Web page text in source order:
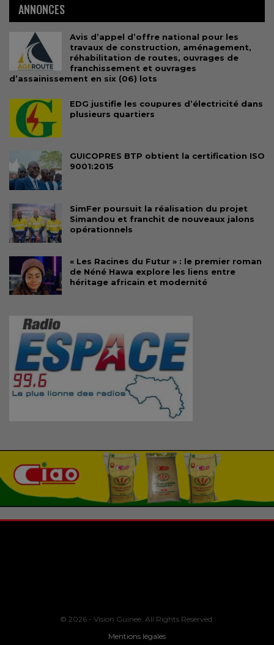
ANNONCES
Avis d’appel d’offre national pour les
travaux de construction, aménagement,
réhabilitation de routes, ouvrages de
franchissement et ouvrages
d’assainissement en six (06) lots
EDG justifie les coupures d’électricité dans
plusieurs quartiers
GUICOPRES BTP obtient la certification ISO
9001:2015
SimFer poursuit la réalisation du projet
Simandou et franchit de nouveaux jalons
opérationnels
« Les Racines du Futur » : le premier roman
de Néné Hawa explore les liens entre
héritage africain et modernité
© 2026 - Vision Guinee. All Rights Reserved.
Mentions légales